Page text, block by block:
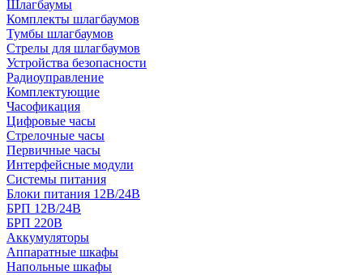
Шлагбаумы
Комплекты шлагбаумов
Тумбы шлагбаумов
Стрелы для шлагбаумов
Устройства безопасности
Радиоуправление
Комплектующие
Часофикация
Цифровые часы
Стрелочные часы
Первичные часы
Интерфейсные модули
Системы питания
Блоки питания 12В/24В
БРП 12В/24В
БРП 220В
Аккумуляторы
Аппаратные шкафы
Напольные шкафы